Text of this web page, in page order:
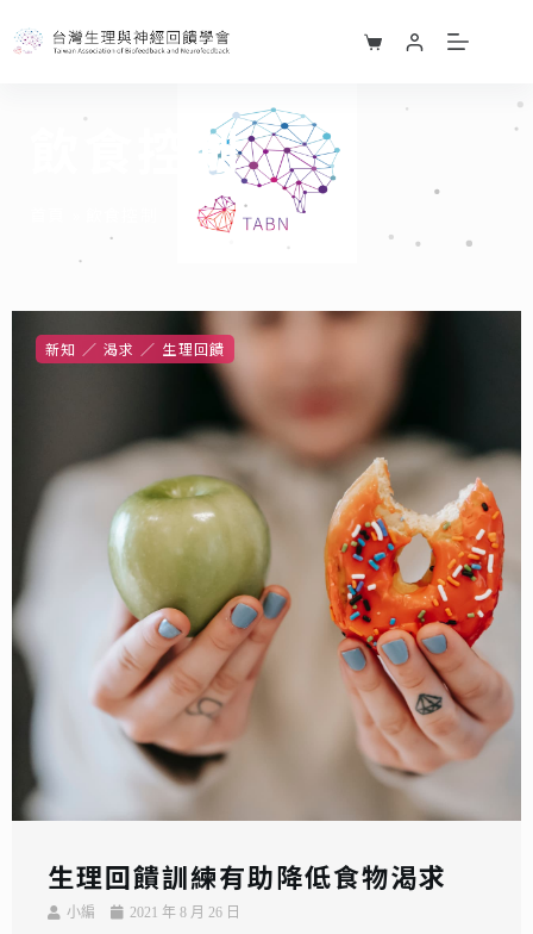
飲食控制
新知 渴求 生理回饋
生理回饋訓練有助降低食物渴求
小編 2021 年 8 月 26 日